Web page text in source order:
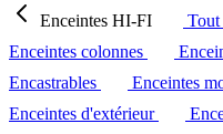
Enceintes HI-FI
Enceintes colonnes
Encastrables
Enceintes
Enceintes d'extérieur